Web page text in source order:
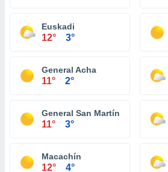
Euskadi
12° 3°
General Acha
11° 2°
General San Martín
11° 3°
Macachín
12° 4°